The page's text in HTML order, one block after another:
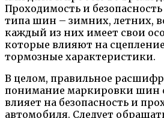
Проходимость и
типа шин – зимних, летних,
каждый из них имеет свои
которые влияют на
тормозные характеристики.
В целом, правильное
понимание маркировки шин
влияет на безопасность и
автомобиля. Следует